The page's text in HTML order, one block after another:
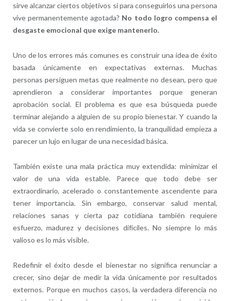
sirve alcanzar ciertos objetivos si para conseguirlos una persona
vive permanentemente agotada? No todo logro compensa el
desgaste emocional que exige mantenerlo.
Uno de los errores más comunes es construir una idea de éxito
basada únicamente en expectativas externas. Muchas
personas persiguen metas que realmente no desean, pero que
aprendieron a considerar importantes porque generan
aprobación social. El problema es que esa búsqueda puede
terminar alejando a alguien de su propio bienestar. Y cuando la
vida se convierte solo en rendimiento, la tranquilidad empieza a
parecer un lujo en lugar de una necesidad básica.
También existe una mala práctica muy extendida: minimizar el
valor de una vida estable. Parece que todo debe ser
extraordinario, acelerado o constantemente ascendente para
tener importancia. Sin embargo, conservar salud mental,
relaciones sanas y cierta paz cotidiana también requiere
esfuerzo, madurez y decisiones difíciles. No siempre lo más
valioso es lo más visible.
Redefinir el éxito desde el bienestar no significa renunciar a
crecer, sino dejar de medir la vida únicamente por resultados
externos. Porque en muchos casos, la verdadera diferencia no